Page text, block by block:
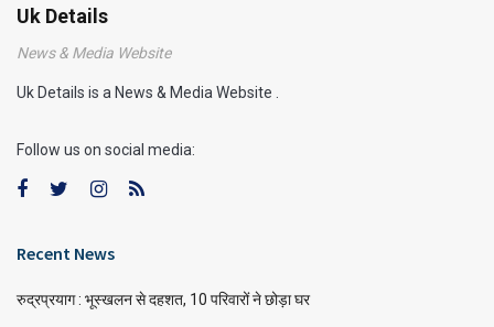
Uk Details
News & Media Website
Uk Details is a News & Media Website .
Follow us on social media:
Recent News
रुद्रप्रयाग : भूस्खलन से दहशत, 10 परिवारों ने छोड़ा घर